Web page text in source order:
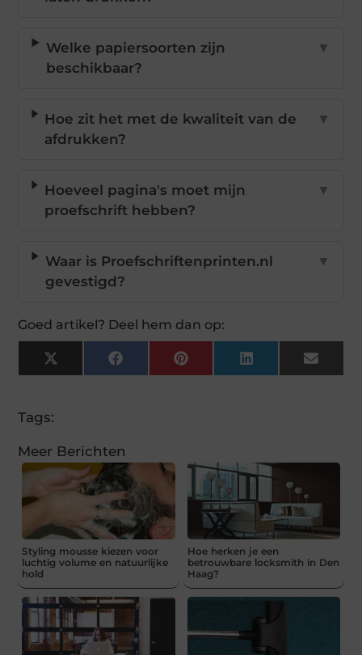
Welke papiersoorten zijn
beschikbaar?
▼
Hoe zit het met de kwaliteit van de
afdrukken?
▼
Hoeveel pagina's moet mijn
proefschrift hebben?
▼
Waar is Proefschriftenprinten.nl
gevestigd?
▼
Goed artikel? Deel hem dan op:
X
(Twitter)
FacebookPinterestLinkedInEmail
Tags:
Meer Berichten
Styling mousse kiezen voor
luchtig volume en natuurlijke
hold
Hoe herken je een
betrouwbare locksmith in Den
Haag?